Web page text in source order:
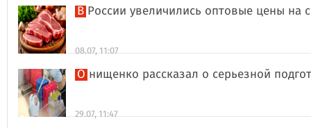
В России увеличились оптовые цены на
08.07, 11:07
Онищенко рассказал о серьезной
29.07, 11:47